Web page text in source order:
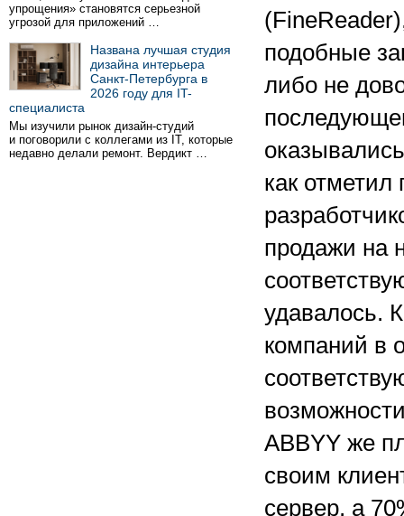
упрощения» становятся серьезной
угрозой для приложений …
Названа лучшая студия
дизайна интерьера
Санкт-Петербурга в
2026 году для IT-
специалиста
Мы изучили рынок дизайн-студий
и поговорили с коллегами из IT, которые
недавно делали ремонт. Вердикт …
подобные
либо не
как
продажи на
удавалось.
компаний в
ABBYY же
своим
сервер, а